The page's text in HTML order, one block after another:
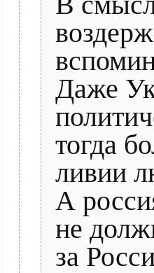
Даже
тогда
ливии
А
не
за